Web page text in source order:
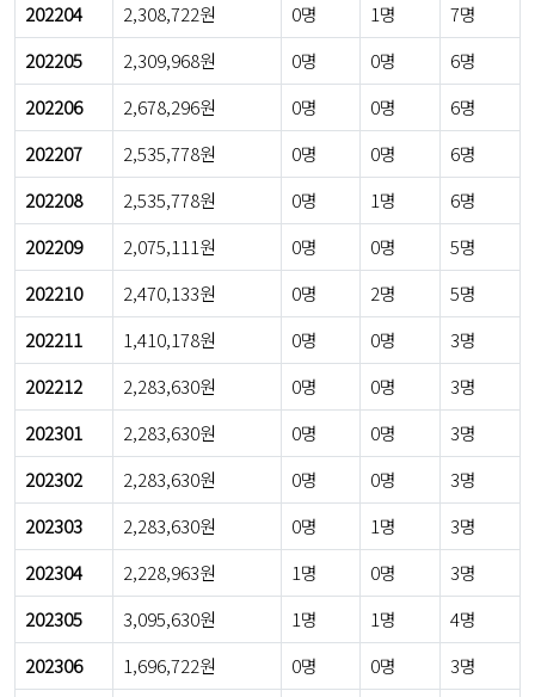
202204
2,308,722원 0명 1명
7명
202205
2,309,968원 0명 0명
6명
202206
2,678,296원 0명 0명
6명
202207
2,535,778원 0명 0명
6명
202208
2,535,778원 0명 1명
6명
202209
2,075,111원 0명 0명
5명
202210
2,470,133원 0명 2명
5명
202211
1,410,178원 0명 0명
3명
202212
2,283,630원 0명 0명
3명
202301
2,283,630원 0명 0명
3명
202302
2,283,630원 0명 0명
3명
202303
2,283,630원 0명 1명
3명
202304
2,228,963원 1명 0명
3명
202305
3,095,630원 1명 1명
4명
202306
1,696,722원 0명 0명 3명